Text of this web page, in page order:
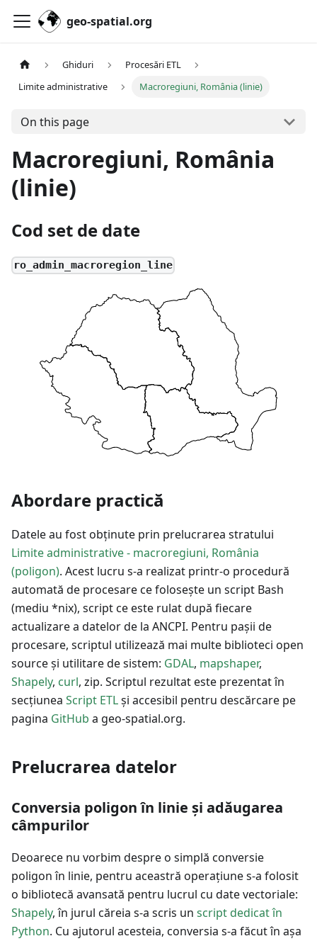
geo-spatial.org
Ghiduri
Procesări ETL
Limite administrative
Macroregiuni, România (linie)
On this page
Macroregiuni, România
(linie)
Cod set de date
ro_admin_macroregion_line
Abordare practică
Datele au fost obținute prin prelucrarea stratului
Limite administrative - macroregiuni, România
(poligon). Acest lucru s-a realizat printr-o procedură
automată de procesare ce folosește un script Bash
(mediu *nix), script ce este rulat după fiecare
actualizare a datelor de la ANCPI. Pentru pașii de
procesare, scriptul utilizează mai multe biblioteci open
source și utilitare de sistem: GDAL, mapshaper,
Shapely, curl, zip. Scriptul rezultat este prezentat în
secțiunea Script ETLși accesibil pentru descărcare pe
pagina GitHub a geo-spatial.org.
Prelucrarea datelor
Conversia poligon în linie și adăugarea
câmpurilor
Deoarece nu vorbim despre o simplă conversie
poligon în linie, pentru aceastră operațiune s-a folosit
o bibliotecă avansată pentru lucrul cu date vectoriale:
Shapely, în jurul căreia s-a scris un script dedicat în
Python. Cu ajutorul acesteia, conversia s-a făcut în așa